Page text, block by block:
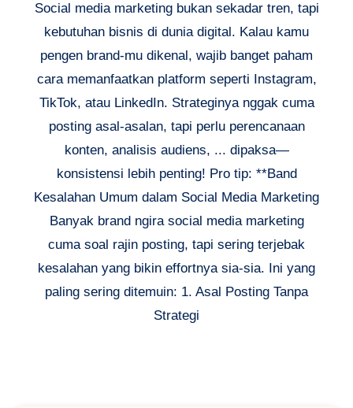
Social media marketing bukan sekadar tren, tapi
kebutuhan bisnis di dunia digital. Kalau kamu
pengen brand-mu dikenal, wajib banget paham
cara memanfaatkan platform seperti Instagram,
TikTok, atau LinkedIn. Strateginya nggak cuma
posting asal-asalan, tapi perlu perencanaan
konten, analisis audiens, ... dipaksa—
konsistensi lebih penting! Pro tip: **Band
Kesalahan Umum dalam Social Media Marketing
Banyak brand ngira social media marketing
cuma soal rajin posting, tapi sering terjebak
kesalahan yang bikin effortnya sia-sia. Ini yang
paling sering ditemuin: 1. Asal Posting Tanpa
Strategi